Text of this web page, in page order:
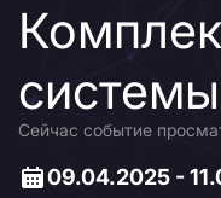
Сейчас событие
09.04.2025 -